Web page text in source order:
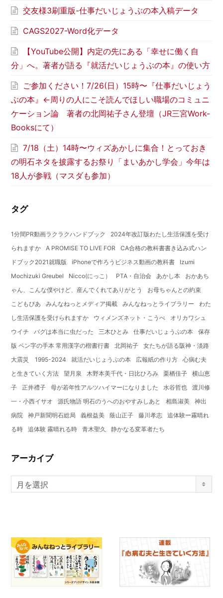
交友様3刷重版-仕事だいじょうぶの本入稿データ
CAGS2027-Word化データ
【YouTube公開】内定の先にある「幸せに働く自
分」へ。著者が語る『就活だいじょうぶの本』の使い方
ご参加ください！7/26(日）15時〜『仕事だいじょう
ぶの本』←周りの人にこそ読んでほしい職場のコミュニ
ケーション論 著者の北岡祐子さん登壇（JR三宮Work-
Booksにて）
7/18（土）14時〜ウィズあかしに集合！とっておき
の明石ネタを披露するお祭り「まいあかし学会」今年は
18人が参戦（マスダも参加）
タグ
1分間PR動画ラクラクハンドブック
2024年改訂版わたし生活保護を受け
られますか
A PROMISE TO LIVE FOR
CA合格の教科書書き込み式ハン
ドブック2021就職版
iPhoneで作ろうビジネス動画の教科書
Izumi
Mochizuki Greubel
Nicco(にっこ） PTA・自治会 あかし本
おかあち
ゃん、こんな僕やけど、産んでくれてありがとう
お母ちゃんとの約束
こどもぴあ
みんなねっとメディア掲載 みんなねっとライブラリー
わた
し生活保護を受けられますか
ウィメンズネット・こうべ
オリカワシュ
ウイチ
バグは本当に虫だった 三木ひとみ 仕事だいじょうぶの本
保存
版 ペン字の手本 常用漢字の楷書行書
北岡祐子
女たちが語る阪神・淡路
大震災 1995-2024
就活だいじょうぶの本 広報紙の作り方
心病む夫
と生きていく方法
望月泉 木野本美千代・日比ひろみ 栗栖佳子
横山恵
子
正井禮子 母が若年性アルツハイマーになりました 水谷哲也
渡川修
一・小西イサオ
源氏物語 明石のうへのおやすみしあと 相島淑美
神出
病院
神戸新聞明石総局 義根益美 蔭山正子 藤川孝志
追体験ー霧晴れ
る時
追体験 霧晴れる時 青木聖久 静かなる変革者たち
アーカイブ
月を選択